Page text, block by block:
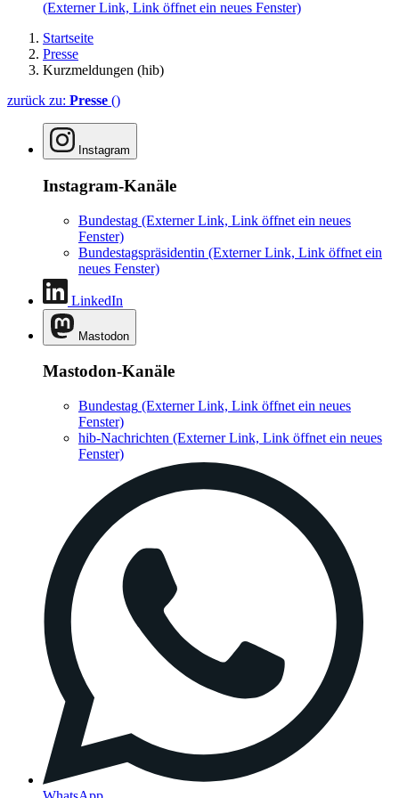
(Externer Link, Link öffnet ein neues Fenster)
Startseite
Presse
Kurzmeldungen (hib)
zurück zu: Presse ()
Instagram
Instagram-Kanäle
Bundestag (Externer Link, Link öffnet ein neues
Fenster)
Bundestagspräsidentin (Externer Link, Link öffnet ein
neues Fenster)
LinkedIn
Mastodon
Mastodon-Kanäle
Bundestag (Externer Link, Link öffnet ein neues
Fenster)
hib-Nachrichten (Externer Link, Link öffnet ein neues
Fenster)